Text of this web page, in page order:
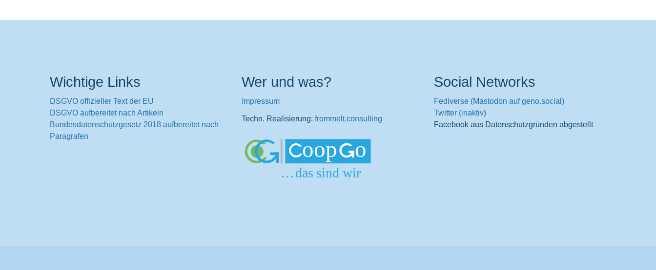
Wichtige Links
DSGVO offizieller Text der EU
DSGVO aufbereitet nach Artikeln
Bundesdatenschutzgesetz 2018 aufbereitet nach
Paragrafen
Wer und was?
Impressum
Techn. Realisierung: frommelt.consulting
Social Networks
Fediverse (Mastodon auf geno.social)
Twitter (inaktiv)
Facebook aus Datenschutzgründen abgestellt